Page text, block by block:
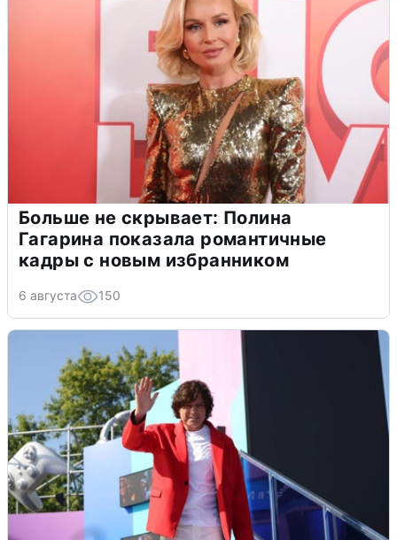
Больше не скрывает: Полина
Гагарина показала романтичные
кадры с новым избранником
6 августа 150